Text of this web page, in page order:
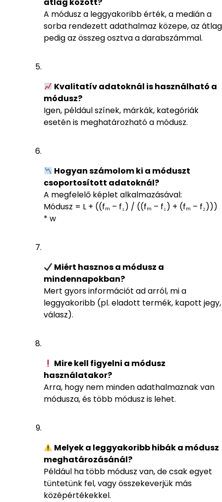
átlag között?
A módusz a leggyakoribb érték, a medián a
sorba rendezett adathalmaz közepe, az átlag
pedig az összeg osztva a darabszámmal.
Kvalitatív adatoknál is használható a
módusz?
Igen, például színek, márkák, kategóriák
esetén is meghatározható a módusz.
Hogyan számolom ki a móduszt
csoportosított adatoknál?
A megfelelő képlet alkalmazásával:
Módusz = L + ((fₘ – f₁) / ((fₘ – f₁) + (fₘ – f₂)))
* w
Miért hasznos a módusz a
mindennapokban?
Mert gyors információt ad arról, mi a
leggyakoribb (pl. eladott termék, kapott jegy,
válasz).
Mire kell figyelni a módusz
használatakor?
Arra, hogy nem minden adathalmaznak van
módusza, és több módusz is lehet.
Melyek a leggyakoribb hibák a módusz
meghatározásánál?
Például ha több módusz van, de csak egyet
tüntetünk fel, vagy összekeverjük más
középértékekkel.